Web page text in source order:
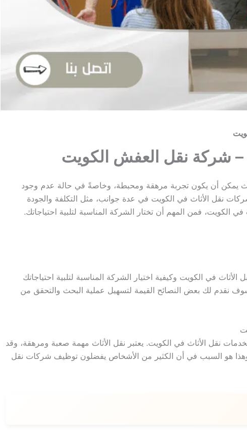
– شركة نقل العفش الكويت
يمكن أن يكون تجربة مرهقة ومحبطة، وخاصةً في حالة عدم وجود
نقل الأثاث في الكويت في عدة جوانب، مثل التكلفة والجودة
الكويت، فمن المهم أن تختار الشركة المناسبة لتلبية احتياجاتك.
في الكويت وكيفية اختيار الشركة المناسبة لتلبية احتياجاتك
نقدم لك بعض النصائح القيمة لتسهيل عملية البحث والتحقق من
نقل الأثاث في الكويت. يعتبر نقل الأثاث مهمة صعبة ومرهقة، وقد
هو السبب في أن الكثير من الأشخاص يفضلون توظيف شركات نقل